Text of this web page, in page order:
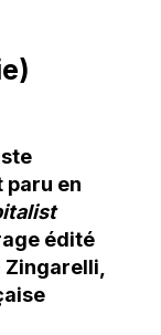
paru en
édité